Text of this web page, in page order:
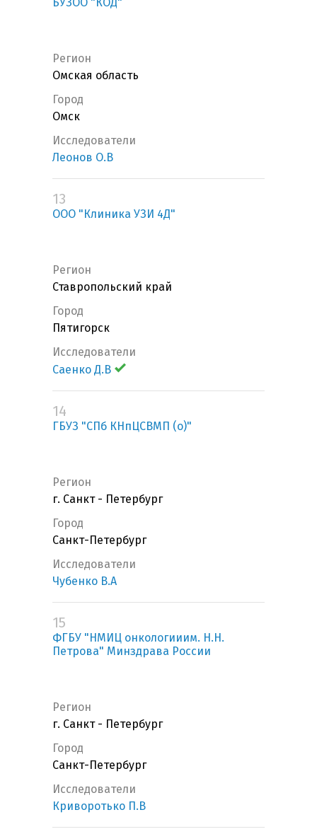
БУЗОО "КОД"
Регион
Омская область
Город
Омск
Исследователи
Леонов О.В
13
ООО "Клиника УЗИ 4Д"
Регион
Ставропольский край
Город
Пятигорск
Исследователи
Саенко Д.В
14
ГБУЗ "СПб КНпЦСВМП (о)"
Регион
г. Санкт - Петербург
Город
Санкт-Петербург
Исследователи
Чубенко В.А
15
ФГБУ "НМИЦ онкологииим. Н.Н.
Петрова" Минздрава России
Регион
г. Санкт - Петербург
Город
Санкт-Петербург
Исследователи
Криворотько П.В